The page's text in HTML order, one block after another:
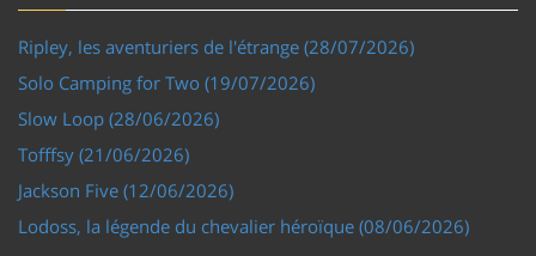
Ripley, les aventuriers de l'étrange (28/07/2026)
Solo Camping for Two (19/07/2026)
Slow Loop (28/06/2026)
Tofffsy (21/06/2026)
Jackson Five (12/06/2026)
Lodoss, la légende du chevalier héroïque (08/06/2026)